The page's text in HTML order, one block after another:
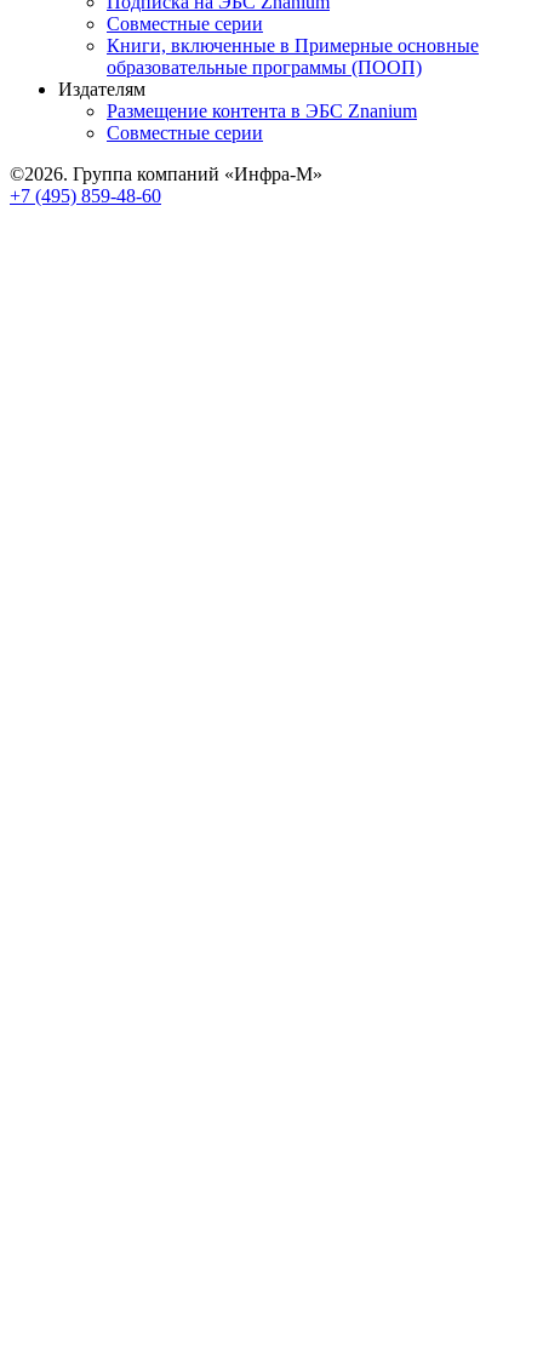
Совместные серии
Книги, включенные в Примерные основные
образовательные программы (ПООП)
Издателям
Размещение контента в ЭБС Znanium
Совместные серии
©2026. Группа компаний «Инфра-М»
+7 (495) 859-48-60